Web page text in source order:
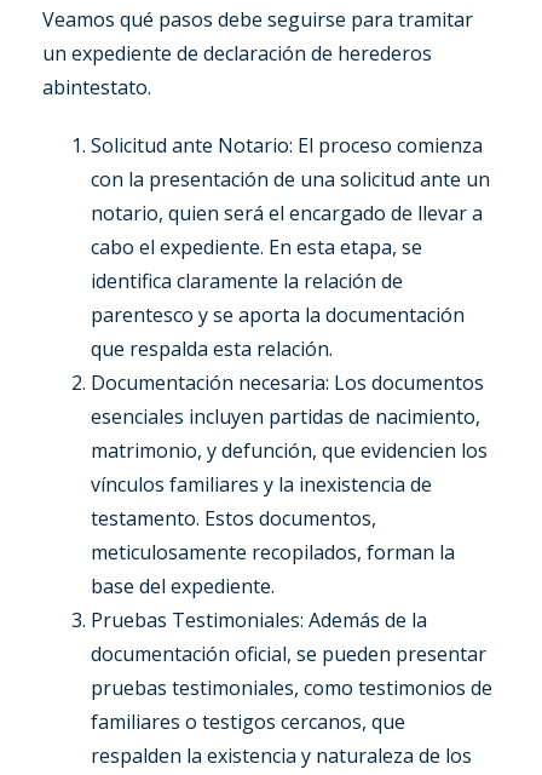
Veamos qué pasos debe seguirse para tramitar
un expediente de declaración de herederos
abintestato.
Solicitud ante Notario: El proceso comienza
con la presentación de una solicitud ante un
notario, quien será el encargado de llevar a
cabo el expediente. En esta etapa, se
identifica claramente la relación de
parentesco y se aporta la documentación
que respalda esta relación.
Documentación necesaria: Los documentos
esenciales incluyen partidas de nacimiento,
matrimonio, y defunción, que evidencien los
vínculos familiares y la inexistencia de
testamento. Estos documentos,
meticulosamente recopilados, forman la
base del expediente.
Pruebas Testimoniales: Además de la
documentación oficial, se pueden presentar
pruebas testimoniales, como testimonios de
familiares o testigos cercanos, que
respalden la existencia y naturaleza de los